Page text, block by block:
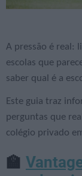
A pressão é real:
escolas que
saber qual é a
Este guia traz
perguntas que
colégio privado
🏫